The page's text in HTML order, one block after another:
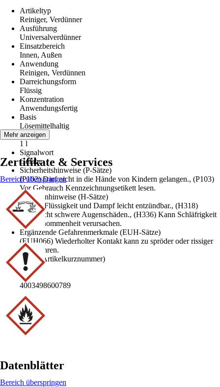
Artikeltyp
Reiniger, Verdünner
Ausführung
Universalverdünner
Einsatzbereich
Innen, Außen
Anwendung
Reinigen, Verdünnen
Darreichungsform
Flüssig
Konzentration
Anwendungsfertig
Basis
Lösemittelhaltig
Inhalt
1 l
Signalwort
Gefahr
Sicherheitshinweise (P-Sätze)
(P102) Darf nicht in die Hände von Kindern gelangen., (P103)
Vor Gebrauch Kennzeichnungsetikett lesen.
Gefahrenhinweise (H-Sätze)
(H225) Flüssigkeit und Dampf leicht entzündbar., (H318)
Verursacht schwere Augenschäden., (H336) Kann Schläfrigkeit
und Benommenheit verursachen.
Ergänzende Gefahrenmerkmale (EUH-Sätze)
(EUH066) Wiederholter Kontakt kann zu spröder oder rissiger
Haut führen.
AKN (Artikelkurznummer)
4RAF
EAN
4003498600789
Mehr anzeigen
Zertifikate & Services
Bereich überspringen
Datenblätter
Bereich überspringen